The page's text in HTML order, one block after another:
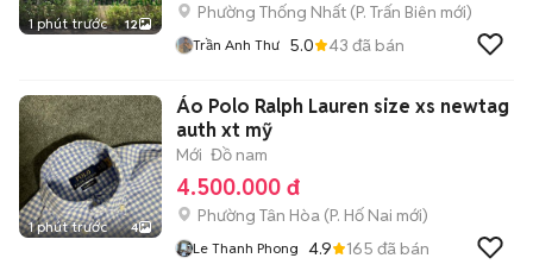
1 phút trước 12
Phường Thống Nhất (P. Trấn Biên mới)
Trần Anh Thư 5.0 43 đã bán
1 phút trước 4
Áo Polo Ralph Lauren size xs newtag
auth xt mỹ
Mới Đồ nam
4.500.000 đ
Phường Tân Hòa (P. Hố Nai mới)
Le Thanh Phong 4.9 165 đã bán